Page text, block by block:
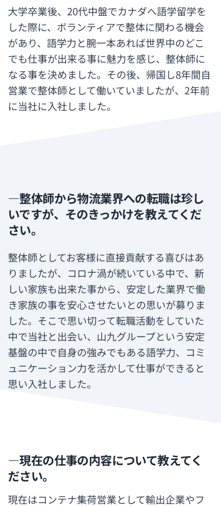
大学卒業後、20代中盤でカナダへ語学留学を
した際に、ボランティアで整体に関わる機会
があり、語学力と腕一本あれば世界中のどこ
でも仕事が出来る事に魅力を感じ、整体師に
なる事を決めました。その後、帰国し8年間自
営業で整体師として働いていましたが、2年前
に当社に入社しました。
―整体師から物流業界への転職は珍し
いですが、そのきっかけを教えてくだ
さい。
整体師としてお客様に直接貢献する喜びはあ
りましたが、コロナ渦が続いている中で、新
しい家族も出来た事から、安定した業界で働
き家族の事を安心させたいとの思いが募りま
した。そこで思い切って転職活動をしていた
中で当社と出会い、山九グループという安定
基盤の中で自身の強みでもある語学力、コミ
ュニケーション力を活かして仕事ができると
思い入社しました。
―現在の仕事の内容について教えてく
ださい。
現在はコンテナ集荷営業として輸出企業やフ